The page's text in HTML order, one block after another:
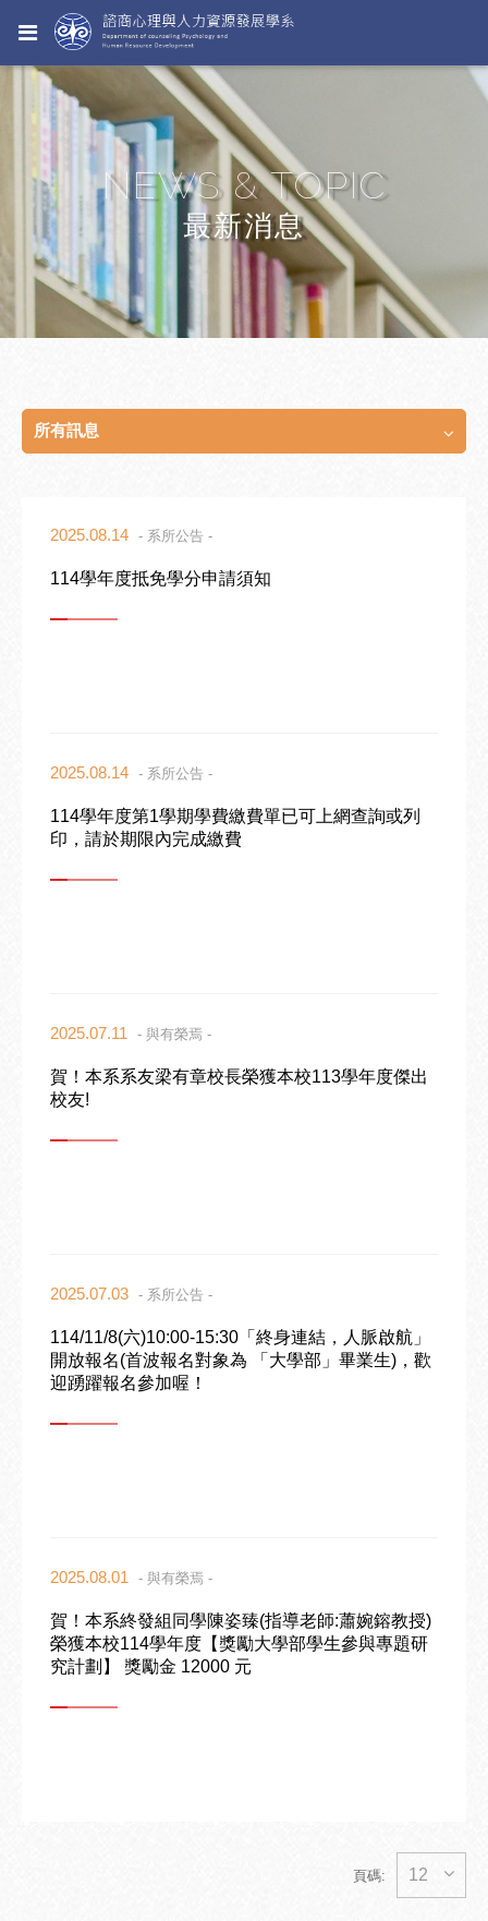
NEWS & TOPIC
最新消息
所有訊息
2025.08.14 - 系所公告 -
114學年度抵免學分申請須知
2025.08.14 - 系所公告 -
114學年度第1學期學費繳費單已可上網查詢或列
印，請於期限內完成繳費
2025.07.11 - 與有榮焉 -
賀！本系系友梁有章校長榮獲本校113學年度傑出
校友!
2025.07.03 - 系所公告 -
114/11/8(六)10:00-15:30「終身連結，人脈啟航」
開放報名(首波報名對象為 「大學部」畢業生)，歡
迎踴躍報名參加喔！
2025.08.01 - 與有榮焉 -
賀！本系終發組同學陳姿臻(指導老師:蕭婉鎔教授)
榮獲本校114學年度【獎勵大學部學生參與專題研
究計劃】 獎勵金 12000 元
頁碼: 12